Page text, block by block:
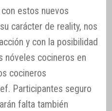
estos nuevos
carácter de reality, nos
y con la posibilidad
nóveles cocineros en
cocineros
Participantes seguro
falta también